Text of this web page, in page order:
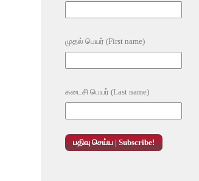
முதல் பெயர் (First name)
கடைசி பெயர் (Last name)